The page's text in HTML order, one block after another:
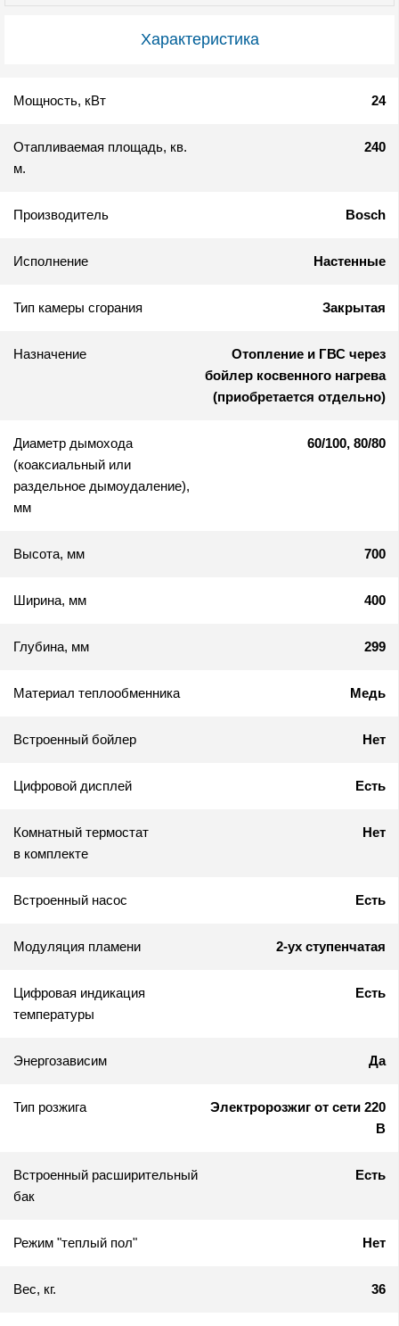
Характеристика
Мощность, кВт 24
Отапливаемая площадь, кв.
м.
240
Производитель Bosch
Исполнение Настенные
Тип камеры сгорания Закрытая
Назначение
Отопление и ГВС через
бойлер косвенного нагрева
(приобретается отдельно)
Диаметр дымохода
(коаксиальный или
раздельное дымоудаление),
мм
60/100, 80/80
Высота, мм 700
Ширина, мм 400
Глубина, мм 299
Материал теплообменника Медь
Встроенный бойлер Нет
Цифровой дисплей Есть
Комнатный термостат
в комплекте
Нет
Встроенный насос Есть
Модуляция пламени 2-ух ступенчатая
Цифровая индикация
температуры
Есть
Энергозависим Да
Тип розжига
Электророзжиг от сети 220
В
Встроенный расширительный
бак
Есть
Режим "теплый пол" Нет
Вес, кг. 36